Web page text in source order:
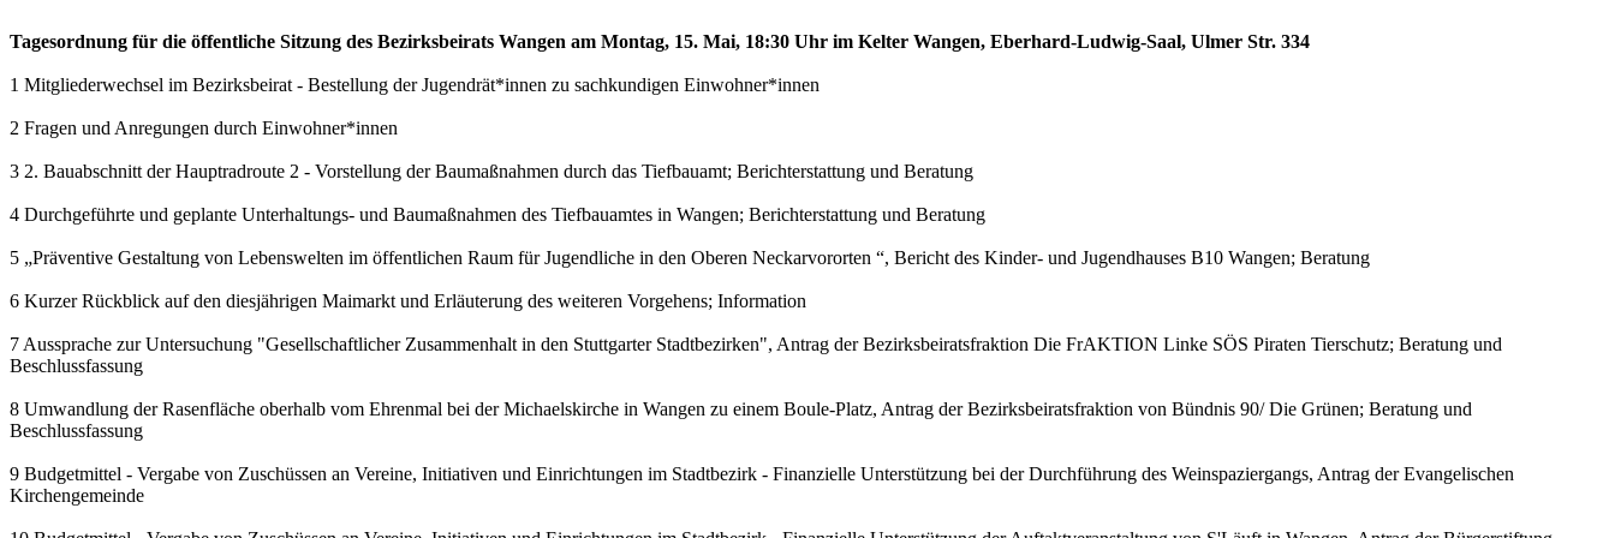
Tagesordnung für die öffentliche Sitzung des Bezirksbeirats Wangen am Montag, 15. Mai, 18:30 Uhr im Kelter Wangen, Eberhard-Ludwig-Saal, Ulmer Str. 334
1 Mitgliederwechsel im Bezirksbeirat - Bestellung der Jugendrät*innen zu sachkundigen Einwohner*innen
2 Fragen und Anregungen durch Einwohner*innen
3 2. Bauabschnitt der Hauptradroute 2 - Vorstellung der Baumaßnahmen durch das Tiefbauamt; Berichterstattung und Beratung
4 Durchgeführte und geplante Unterhaltungs- und Baumaßnahmen des Tiefbauamtes in Wangen; Berichterstattung und Beratung
5 „Präventive Gestaltung von Lebenswelten im öffentlichen Raum für Jugendliche in den Oberen Neckarvororten “, Bericht des Kinder- und Jugendhauses B10 Wangen; Beratung
6 Kurzer Rückblick auf den diesjährigen Maimarkt und Erläuterung des weiteren Vorgehens; Information
7 Aussprache zur Untersuchung "Gesellschaftlicher Zusammenhalt in den Stuttgarter Stadtbezirken", Antrag der Bezirksbeiratsfraktion Die FrAKTION Linke SÖS Piraten Tierschutz; Beratung und
Beschlussfassung
8 Umwandlung der Rasenfläche oberhalb vom Ehrenmal bei der Michaelskirche in Wangen zu einem Boule-Platz, Antrag der Bezirksbeiratsfraktion von Bündnis 90/ Die Grünen; Beratung und
Beschlussfassung
9 Budgetmittel - Vergabe von Zuschüssen an Vereine, Initiativen und Einrichtungen im Stadtbezirk - Finanzielle Unterstützung bei der Durchführung des Weinspaziergangs, Antrag der Evangelischen
Kirchengemeinde